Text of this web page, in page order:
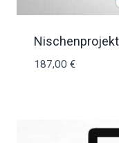
187,00 €